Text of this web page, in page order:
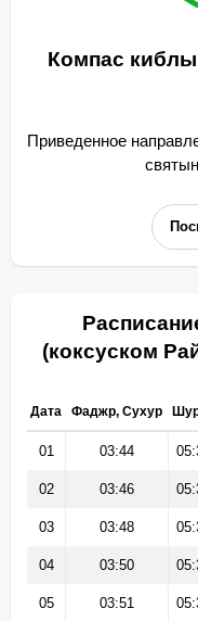
Компас киблы
Приведенное
(коксуском
Дата Фаджр, Сухур
01 03:44
02 03:46
03 03:48
04 03:50
05 03:51